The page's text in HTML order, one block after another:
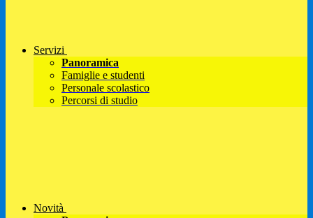
Servizi
Panoramica
Famiglie e studenti
Personale scolastico
Percorsi di studio
Novità